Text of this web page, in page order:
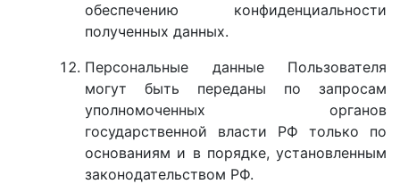
обеспечению конфиденциальности
полученных данных.
Персональные данные Пользователя
могут быть переданы по запросам
уполномоченных органов
государственной власти РФ только по
основаниям и в порядке, установленным
законодательством РФ.